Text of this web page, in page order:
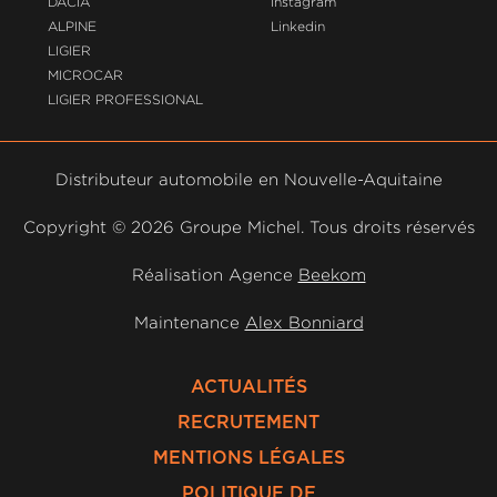
ALPINE
LIGIER
MICROCAR
LIGIER PROFESSIONAL
Linkedin
Distributeur automobile en Nouvelle-Aquitaine
Copyright © 2026 Groupe Michel. Tous droits réservés
Réalisation Agence Beekom
Maintenance Alex Bonniard
ACTUALITÉS
RECRUTEMENT
MENTIONS LÉGALES